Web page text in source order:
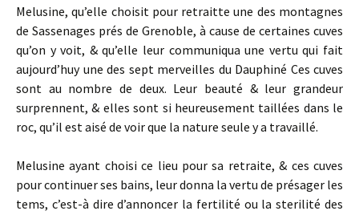
Melusine, qu’elle choisit pour retraitte une des montagnes
de Sassenages prés de Grenoble, à cause de certaines cuves
qu’on y voit, & qu’elle leur communiqua une vertu qui fait
aujourd’huy une des sept merveilles du Dauphiné Ces cuves
sont au nombre de deux. Leur beauté & leur grandeur
surprennent, & elles sont si heureusement taillées dans le
roc, qu’il est aisé de voir que la nature seule y a travaillé.
Melusine ayant choisi ce lieu pour sa retraite, & ces cuves
pour continuer ses bains, leur donna la vertu de présager les
tems, c’est-à dire d’annoncer la fertilité ou la sterilité des